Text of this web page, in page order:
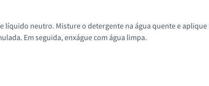
líquido neutro. Misture o detergente na água quente e
Em seguida, enxágue com água limpa.